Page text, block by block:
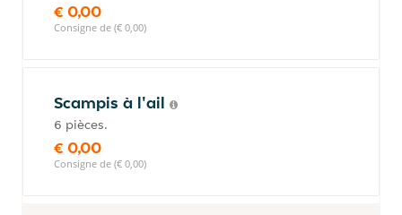
€ 0,00
Consigne de (€ 0,00)
Scampis à l'ail
6 pièces.
€ 0,00
Consigne de (€ 0,00)